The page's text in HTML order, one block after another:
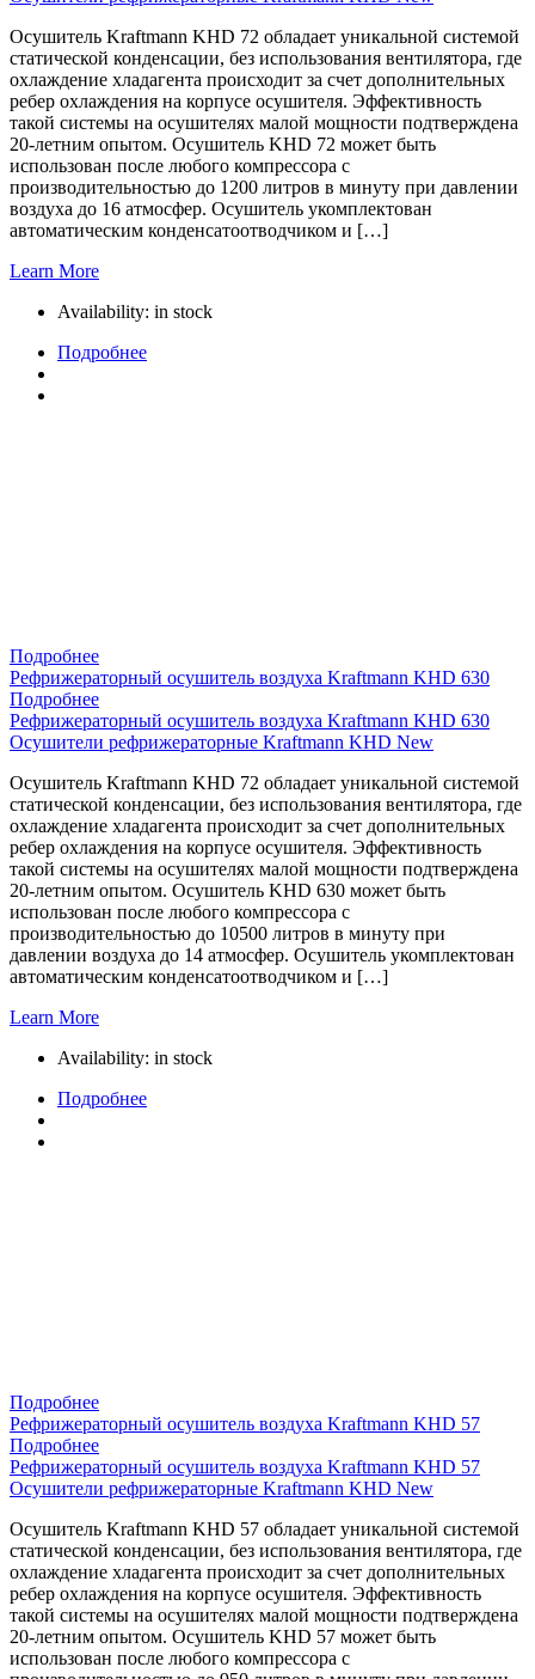
Осушитель Kraftmann KHD 72 обладает уникальной системой
статической конденсации, без использования вентилятора, где
охлаждение хладагента происходит за счет дополнительных
ребер охлаждения на корпусе осушителя. Эффективность
такой системы на осушителях малой мощности подтверждена
20-летним опытом. Осушитель KHD 72 может быть
использован после любого компрессора с
производительностью до 1200 литров в минуту при давлении
воздуха до 16 атмосфер. Осушитель укомплектован
автоматическим конденсатоотводчиком и […]
Learn More
Availability: in stock
Подробнее
Подробнее
Рефрижераторный осушитель воздуха Kraftmann KHD 630
Подробнее
Рефрижераторный осушитель воздуха Kraftmann KHD 630
Осушители рефрижераторные Kraftmann KHD New
Осушитель Kraftmann KHD 72 обладает уникальной системой
статической конденсации, без использования вентилятора, где
охлаждение хладагента происходит за счет дополнительных
ребер охлаждения на корпусе осушителя. Эффективность
такой системы на осушителях малой мощности подтверждена
20-летним опытом. Осушитель KHD 630 может быть
использован после любого компрессора с
производительностью до 10500 литров в минуту при
давлении воздуха до 14 атмосфер. Осушитель укомплектован
автоматическим конденсатоотводчиком и […]
Learn More
Availability: in stock
Подробнее
Подробнее
Рефрижераторный осушитель воздуха Kraftmann KHD 57
Подробнее
Рефрижераторный осушитель воздуха Kraftmann KHD 57
Осушители рефрижераторные Kraftmann KHD New
Осушитель Kraftmann KHD 57 обладает уникальной системой
статической конденсации, без использования вентилятора, где
охлаждение хладагента происходит за счет дополнительных
ребер охлаждения на корпусе осушителя. Эффективность
такой системы на осушителях малой мощности подтверждена
20-летним опытом. Осушитель KHD 57 может быть
использован после любого компрессора с